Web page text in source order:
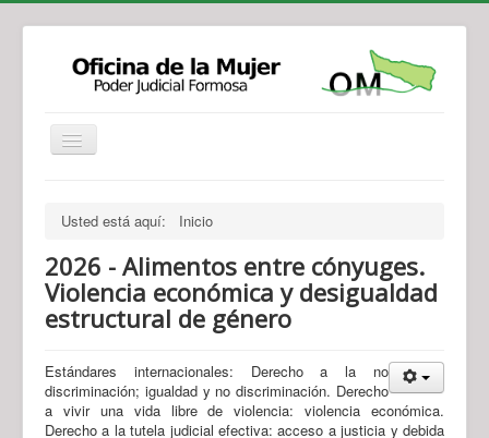
Legislación
Novedades
Recursos y Servicios de Atención
Contacto
Usted está aquí: Inicio
2026 - Alimentos entre cónyuges.
Violencia económica y desigualdad
estructural de género
Estándares internacionales: Derecho a la no
discriminación; igualdad y no discriminación. Derecho
a vivir una vida libre de violencia: violencia económica.
Derecho a la tutela judicial efectiva: acceso a justicia y debida